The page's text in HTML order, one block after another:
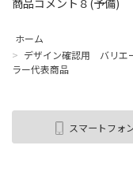
ホーム
> デザイン確認用 バリ
ラー代表商品
スマートフォ